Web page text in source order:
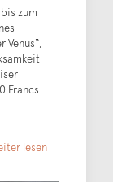
zum
Venus“,
Francs
lesen